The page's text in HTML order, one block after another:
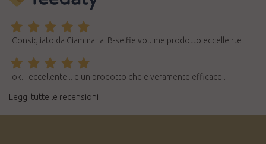
Consigliato da Giammaria. B-selfie volume prodotto eccellente
ok... eccellente... e un prodotto che e veramente efficace..
Leggi tutte le recensioni